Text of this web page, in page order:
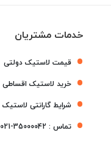
خدمات مشتریان
قیمت لاستیک دولتی
خرید لاستیک اقساطی
شرایط گارانتی لاستیک
تماس :021-35000042